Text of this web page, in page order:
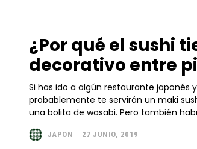
¿Por qué el sushi
decorativo entre
Si has ido a algún restaurante japonés
probablemente te servirán un maki
una bolita de wasabi. Pero también
JAPON - 27 JUNIO, 2019